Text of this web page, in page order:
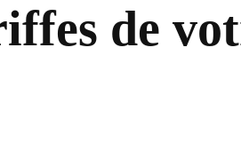
de